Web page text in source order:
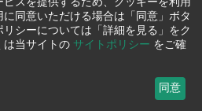
同意いただける場合は「同意」ボタ
シーについては「詳細を見る」をク
は当サイトの サイトポリシー をご確
同意